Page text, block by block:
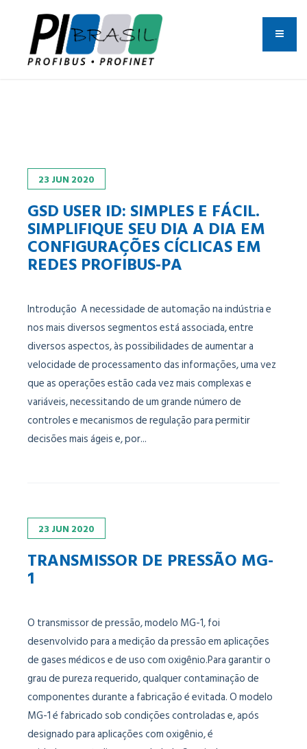
23 JUN 2020
GSD USER ID: SIMPLES E FÁCIL.
SIMPLIFIQUE SEU DIA A DIA EM
CONFIGURAÇÕES CÍCLICAS EM
REDES PROFIBUS-PA
Introdução A necessidade de automação na indústria e
nos mais diversos segmentos está associada, entre
diversos aspectos, às possibilidades de aumentar a
velocidade de processamento das informações, uma vez
que as operações estão cada vez mais complexas e
variáveis, necessitando de um grande número de
controles e mecanismos de regulação para permitir
decisões mais ágeis e, por...
23 JUN 2020
TRANSMISSOR DE PRESSÃO MG-
1
O transmissor de pressão, modelo MG-1, foi
desenvolvido para a medição da pressão em aplicações
de gases médicos e de uso com oxigênio.Para garantir o
grau de pureza requerido, qualquer contaminação de
componentes durante a fabricação é evitada. O modelo
MG-1 é fabricado sob condições controladas e, após
designado para aplicações com oxigênio, é